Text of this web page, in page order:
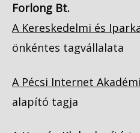
Forlong Bt.
A Kereskedelmi és
önkéntes tagvállalata
A Pécsi Internet
alapító tagja